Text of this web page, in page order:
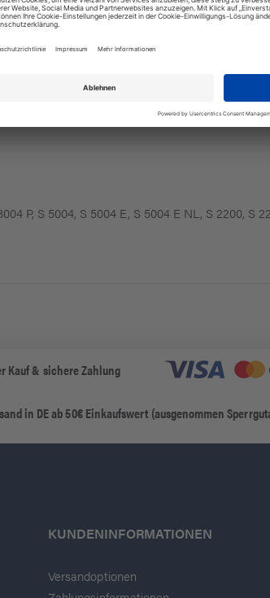
P, S 5004, S 5004 E, S 5004 E NL, S 2200, S
Kauf & sichere Zahlung
in DE ab 50€ Einkaufswert (ausgenommen
KUNDENINFORMATIONEN
Versandoptionen